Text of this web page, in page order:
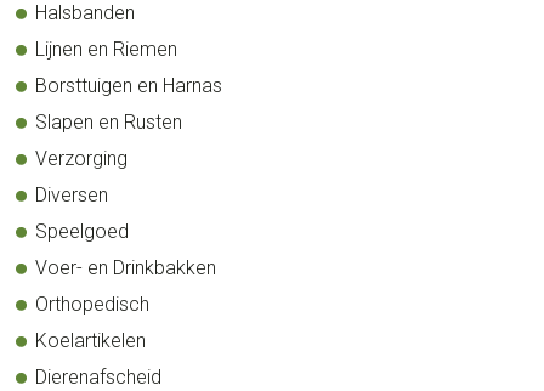
Halsbanden
Lijnen en Riemen
Borsttuigen en Harnas
Slapen en Rusten
Verzorging
Diversen
Speelgoed
Voer- en Drinkbakken
Orthopedisch
Koelartikelen
Dierenafscheid